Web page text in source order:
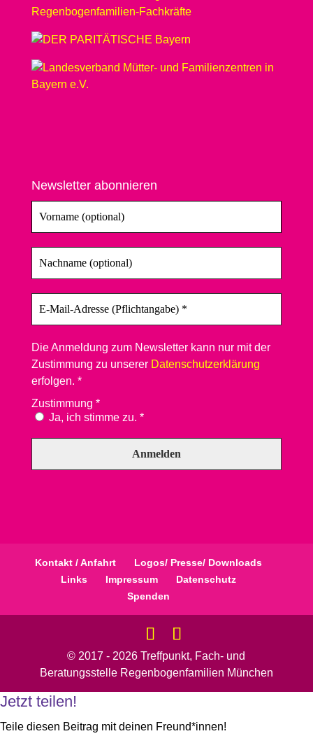
Newsletter abonnieren
Die Anmeldung zum Newsletter kann nur mit der
Zustimmung zu unserer Datenschutzerklärung
erfolgen. *
Zustimmung *
Ja, ich stimme zu. *
Kontakt / Anfahrt
Logos/ Presse/ Downloads
Links
Impressum
Datenschutz
Spenden
© 2017 - 2026 Treffpunkt, Fach- und
Beratungsstelle Regenbogenfamilien München
Jetzt teilen!
Teile diesen Beitrag mit deinen Freund*innen!